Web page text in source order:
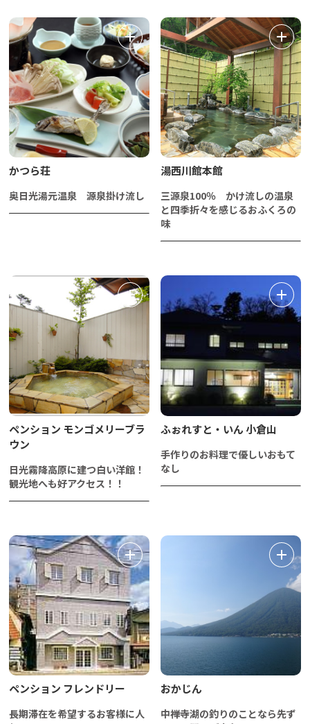
かつら荘
奥日光湯元温泉 源泉掛け流し
湯西川館本館
三源泉100％ かけ流しの温泉
と四季折々を感じるおふくろの
味
ペンション モンゴメリーブラ
ウン
日光霧降高原に建つ白い洋館！
観光地へも好アクセス！！
ふぉれすと・いん 小倉山
手作りのお料理で優しいおもて
なし
ペンション フレンドリー
長期滞在を希望するお客様に人
おかじん
中禅寺湖の釣りのことなら先ず